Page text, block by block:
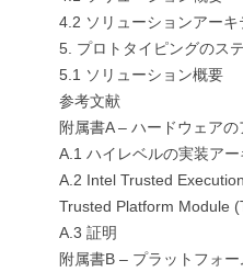
4.2 ソリューションアーキ
5. プロトタイピングのス
5.1 ソリューション概要
参考文献
附属書A – ハードウェア
A.1 ハイレベルの実装アー
A.2 Intel Trusted
Trusted Platform Module
A.3 証明
附属書B – プラットフォ